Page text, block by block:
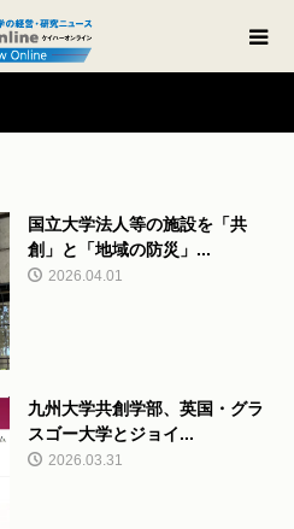
国立大学法人等の施設を「共
創」と「地域の防災」...
2026.04.01
九州大学共創学部、英国・グラ
スゴー大学とジョイ...
2026.03.31